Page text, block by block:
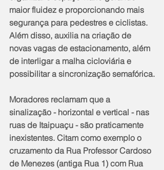
maior fluidez e proporcionando mais
segurança para pedestres e ciclistas.
Além disso, auxilia na criação de
novas vagas de estacionamento, além
de interligar a malha cicloviária e
possibilitar a sincronização semafórica.
Moradores reclamam que a
sinalização - horizontal e vertical - nas
ruas de Itaipuaçu - são praticamente
inexistentes. Citam como exemplo o
cruzamento da Rua Professor Cardoso
de Menezes (antiga Rua 1) com Rua